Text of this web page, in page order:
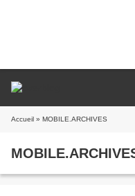
Accueil » MOBILE.ARCHIVES